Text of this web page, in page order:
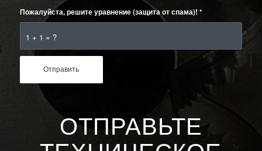
1 + 1 = ?
Пожалуйста, решите уравнение (защита от спама)! *
ОТПРАВЬТЕ